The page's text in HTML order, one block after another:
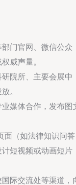
部门官网、微信公众
威声量。
院所、主要会展中
。
媒体合作，发布图
面（如法律知识问
短视频或动画短片
国际交流处等渠道，